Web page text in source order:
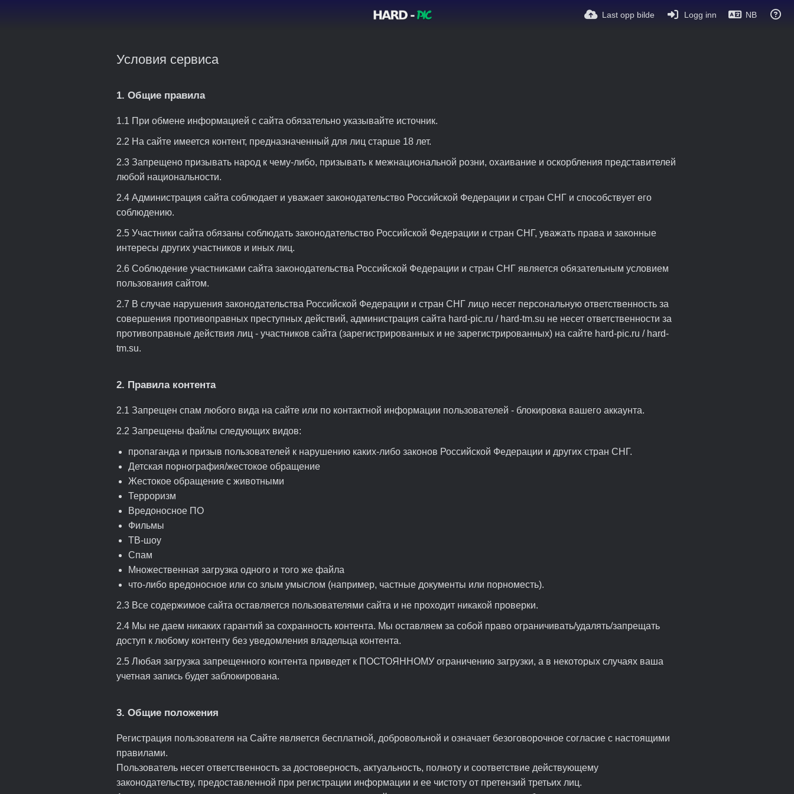
Last opp bilde Logg inn NB
Условия сервиса
1. Общие правила
1.1 При обмене информацией с сайта обязательно указывайте источник.
2.2 На сайте имеется контент, предназначенный для лиц старше 18 лет.
2.3 Запрещено призывать народ к чему-либо, призывать к межнациональной розни, охаивание и оскорбления представителей
любой национальности.
2.4 Администрация сайта соблюдает и уважает законодательство Российской Федерации и стран СНГ и способствует его
соблюдению.
2.5 Участники сайта обязаны соблюдать законодательство Российской Федерации и стран СНГ, уважать права и законные
интересы других участников и иных лиц.
2.6 Соблюдение участниками сайта законодательства Российской Федерации и стран СНГ является обязательным условием
пользования сайтом.
2.7 В случае нарушения законодательства Российской Федерации и стран СНГ лицо несет персональную ответственность за
совершения противоправных преступных действий, администрация сайта hard-pic.ru / hard-tm.su не несет ответственности за
противоправные действия лиц - участников сайта (зарегистрированных и не зарегистрированных) на сайте hard-pic.ru / hard-
tm.su.
2. Правила контента
2.1 Запрещен спам любого вида на сайте или по контактной информации пользователей - блокировка вашего аккаунта.
2.2 Запрещены файлы следующих видов:
пропаганда и призыв пользователей к нарушению каких-либо законов Российской Федерации и других стран СНГ.
Детская порнография/жестокое обращение
Жестокое обращение с животными
Терроризм
Вредоносное ПО
Фильмы
ТВ-шоу
Спам
Множественная загрузка одного и того же файла
что-либо вредоносное или со злым умыслом (например, частные документы или порноместь).
2.3 Все содержимое сайта оставляется пользователями сайта и не проходит никакой проверки.
2.4 Мы не даем никаких гарантий за сохранность контента. Мы оставляем за собой право ограничивать/удалять/запрещать
доступ к любому контенту без уведомления владельца контента.
2.5 Любая загрузка запрещенного контента приведет к ПОСТОЯННОМУ ограничению загрузки, а в некоторых случаях ваша
учетная запись будет заблокирована.
3. Общие положения
Регистрация пользователя на Сайте является бесплатной, добровольной и означает безоговорочное согласие с настоящими
правилами.
Пользователь несет ответственность за достоверность, актуальность, полноту и соответствие действующему
законодательству, предоставленной при регистрации информации и ее чистоту от претензий третьих лиц.